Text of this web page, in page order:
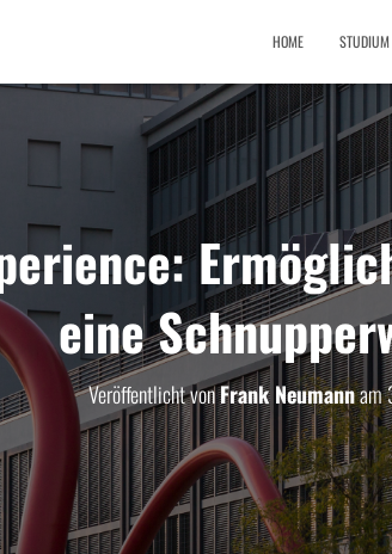
HOME STUDIUM
eine
Veröffentlicht vonFrank Neumannam